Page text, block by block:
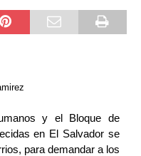
y el Bloque de
en El Salvador se
para demandar a los